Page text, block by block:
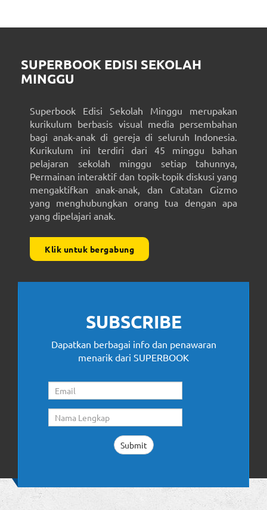
SUPERBOOK EDISI SEKOLAH
MINGGU
Superbook Edisi Sekolah Minggu merupakan
kurikulum berbasis visual media persembahan
bagi anak-anak di gereja di seluruh Indonesia.
Kurikulum ini terdiri dari 45 minggu bahan
pelajaran sekolah minggu setiap tahunnya,
Permainan interaktif dan topik-topik diskusi yang
mengaktifkan anak-anak, dan Catatan Gizmo
yang menghubungkan orang tua dengan apa
yang dipelajari anak.
Klik untuk bergabung
SUBSCRIBE
Dapatkan berbagai info dan penawaran
menarik dari SUPERBOOK